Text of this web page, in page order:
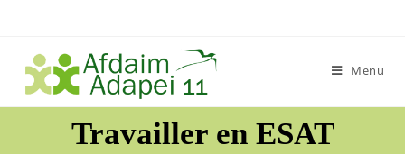
content
Menu
Travailler en ESAT